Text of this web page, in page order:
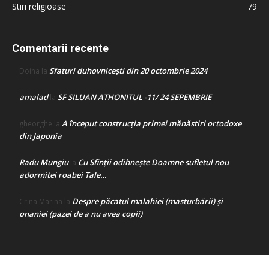
Stiri religioase
79
Comentarii recente
Doina la Sfaturi duhovnicești din 20 octombrie 2024
amaladla SF SILUAN ATHONITUL -11/ 24 SEPEMBRIE
gheorghe la A început construcţia primei mănăstiri ortodoxe
din Japonia
Radu Mungiula Cu Sfinții odihnește Doamne sufletul nou
adormitei roabei Tale…
Crina Marina la Despre păcatul malahiei (masturbării) şi
onaniei (pazei de a nu avea copii)